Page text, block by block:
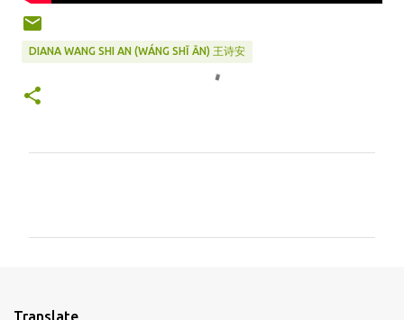
DIANA WANG SHI AN (WÁNG SHĪ ĀN) 王诗安
Translate